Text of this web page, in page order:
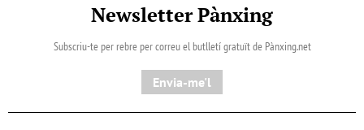
Newsletter Pànxing
Subscriu-te per rebre per correu el butlletí gratuït de Pànxing.net​
Envia-me'l